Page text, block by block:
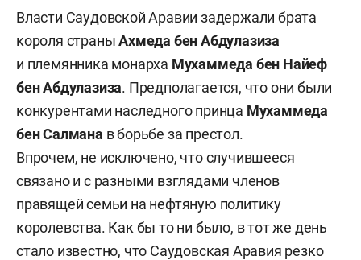
Власти Саудовской Аравии задержали брата
короля страныАхмеда бен Абдулазиза
и племянника монарха Мухаммеда бен Найеф
бен Абдулазиза. Предполагается, что они были
конкурентами наследного принца Мухаммеда
бен Салмана в борьбе за престол.
Впрочем, не исключено, что случившееся
связано и с разными взглядами членов
правящей семьи на нефтяную политику
королевства. Как бы то ни было, в тот же день
стало известно, что Саудовская Аравия резко